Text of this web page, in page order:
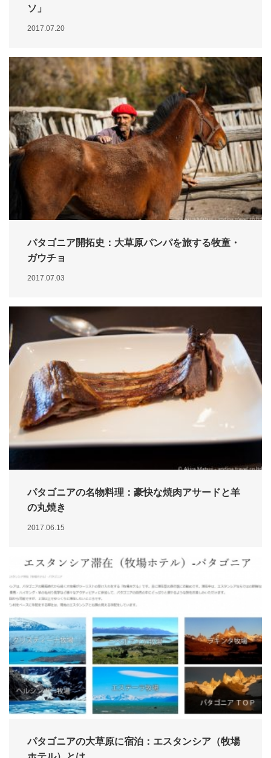
ソ」
2017.07.20
パタゴニア開拓史：大草原パンパを旅する牧童・
ガウチョ
2017.07.03
パタゴニアの名物料理：豪快な焼肉アサードと羊
の丸焼き
2017.06.15
パタゴニアの大草原に宿泊：エスタンシア（牧場